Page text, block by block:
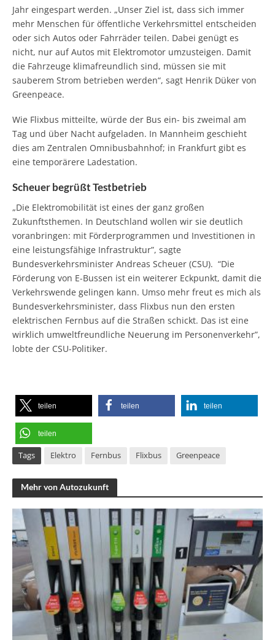
Jahr eingespart werden. „Unser Ziel ist, dass sich immer
mehr Menschen für öffentliche Verkehrsmittel entscheiden
oder sich Autos oder Fahrräder teilen. Dabei genügt es
nicht, nur auf Autos mit Elektromotor umzusteigen. Damit
die Fahrzeuge klimafreundlich sind, müssen sie mit
sauberem Strom betrieben werden“, sagt Henrik Düker von
Greenpeace.
Wie Flixbus mitteilte, würde der Bus ein- bis zweimal am
Tag und über Nacht aufgeladen. In Mannheim geschieht
dies am Zentralen Omnibusbahnhof; in Frankfurt gibt es
eine temporärere Ladestation.
Scheuer begrüßt Testbetrieb
„Die Elektromobilität ist eines der ganz großen
Zukunftsthemen. In Deutschland wollen wir sie deutlich
voranbringen: mit Förderprogrammen und Investitionen in
eine leistungsfähige Infrastruktur”, sagte
Bundesverkehrsminister Andreas Scheuer (CSU). “Die
Förderung von E-Bussen ist ein weiterer Eckpunkt, damit die
Verkehrswende gelingen kann. Umso mehr freut es mich als
Bundesverkehrsminister, dass Flixbus nun den ersten
elektrischen Fernbus auf die Straßen schickt. Das ist eine
wirklich umweltfreundliche Neuerung im Personenverkehr”,
lobte der CSU-Politiker.
teilen teilen teilen
teilen
Tags Elektro Fernbus Flixbus Greenpeace
Mehr von Autozukunft